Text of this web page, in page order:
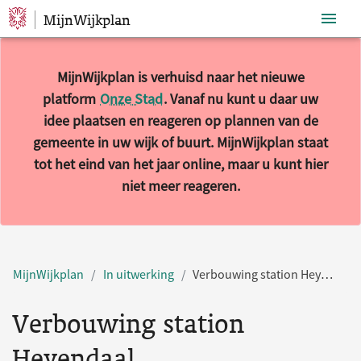
Sla navigatie over
MijnWijkplan
MijnWijkplan is verhuisd naar het nieuwe
platform Onze Stad. Vanaf nu kunt u daar uw
idee plaatsen en reageren op plannen van de
gemeente in uw wijk of buurt. MijnWijkplan staat
tot het eind van het jaar online, maar u kunt hier
niet meer reageren.
MijnWijkplan In uitwerking Verbouwing station Heyendaal
Verbouwing station